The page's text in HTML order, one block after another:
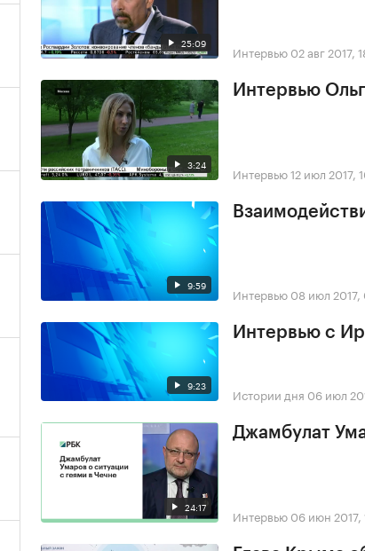
25:09 Интервью 02 авг 2017,
3:24
Интервью
Интервью12 июл 2017,
9:59 Интервью 08 июл
9:23
Интервью с
Истории дня 06 июл
24:17
Джамбулат
Интервью 06 июн 2017,